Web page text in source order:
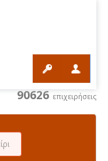
90626 επιχειρήσεις